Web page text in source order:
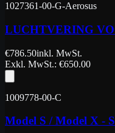
1027361-00-G-Aerosus
LUCHTVERING
€786.50inkl. MwSt.
Exkl. MwSt.: €650.00
1009778-00-C
Model S / Model X -